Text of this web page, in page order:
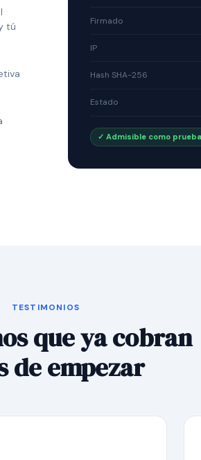
tú
Firmado
IP
Hash SHA-256
Estado
✓ Admisible como prueba
TESTIMONIOS
que ya cobran
de empezar